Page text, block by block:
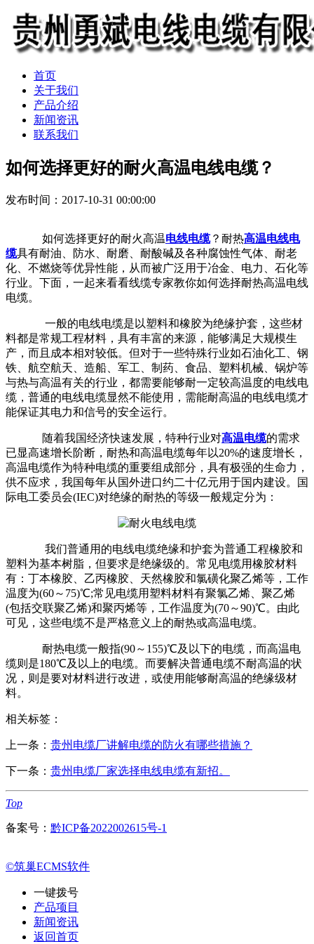
首页
关于我们
产品介绍
新闻资讯
联系我们
如何选择更好的耐火高温电线电缆？
发布时间：2017-10-31 00:00:00
如何选择更好的耐火高温电线电缆？耐热高温电线电
缆具有耐油、防水、耐磨、耐酸碱及各种腐蚀性气体、耐老
化、不燃烧等优异性能，从而被广泛用于冶金、电力、石化等
行业。下面，一起来看看线缆专家教你如何选择耐热高温电线
电缆。
一般的电线电缆是以塑料和橡胶为绝缘护套，这些材
料都是常规工程材料，具有丰富的来源，能够满足大规模生
产，而且成本相对较低。但对于一些特殊行业如石油化工、钢
铁、航空航天、造船、军工、制药、食品、塑料机械、锅炉等
与热与高温有关的行业，都需要能够耐一定较高温度的电线电
缆，普通的电线电缆显然不能使用，需能耐高温的电线电缆才
能保证其电力和信号的安全运行。
随着我国经济快速发展，特种行业对高温电缆的需求
已显高速增长阶断，耐热和高温电缆每年以20%的速度增长，
高温电缆作为特种电缆的重要组成部分，具有极强的生命力，
供不应求，我国每年从国外进口约二十亿元用于国内建设。国
际电工委员会(IEC)对绝缘的耐热的等级一般规定分为：
我们普通用的电线电缆绝缘和护套为普通工程橡胶和
塑料为基本树脂，但要求是绝缘级的。常见电缆用橡胶材料
有：丁本橡胶、乙丙橡胶、天然橡胶和氯磺化聚乙烯等，工作
温度为(60～75)℃;常见电缆用塑料材料有聚氯乙烯、聚乙烯
(包括交联聚乙烯)和聚丙烯等，工作温度为(70～90)℃。由此
可见，这些电缆不是严格意义上的耐热或高温电缆。
耐热电缆一般指(90～155)℃及以下的电缆，而高温电
缆则是180℃及以上的电缆。而要解决普通电缆不耐高温的状
况，则是要对材料进行改进，或使用能够耐高温的绝缘级材
料。
相关标签：
上一条： 贵州电缆厂讲解电缆的防火有哪些措施？
下一条： 贵州电缆厂家选择电线电缆有新招。
Top
备案号： 黔ICP备2022002615号-1
©筑巢ECMS软件
一键拨号
产品项目
新闻资讯
返回首页